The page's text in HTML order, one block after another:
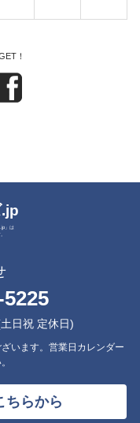
！
」は
日祝 定休日)
います。営業日カレンダー
ちらから